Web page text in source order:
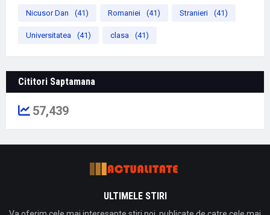
Nicusor Dan (41) Romaniei (41) Stranieri (41)
Universitatea (41) clasa (41)
Cititori Saptamana
57,439
ULTIMELE STIRI